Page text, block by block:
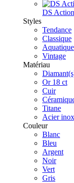
DS
Styles
Tendance
Classique
Aquatique
Vintage
Matériau
Or 18 ct
Cuir
Titane
Acier
Couleur
Blanc
Bleu
Argent
Noir
Vert
Gris